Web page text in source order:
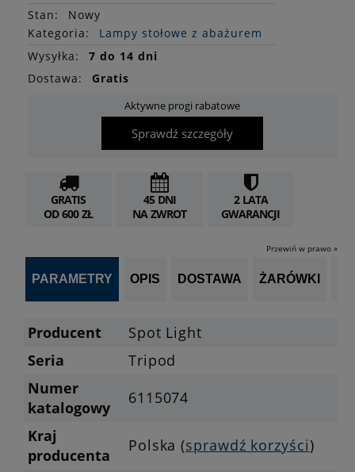
Stan:
Nowy
Kategoria:
Lampy stołowe z abażurem
Wysyłka:
7 do 14 dni
Dostawa:
Gratis
Aktywne progi rabatowe
Sprawdź szczegóły
GRATIS
OD 600 ZŁ
45 DNI
NA ZWROT
2 LATA
GWARANCJI
Przewiń w prawo »
PARAMETRY OPIS DOSTAWA ŻARÓWKI
Producent
Spot Light
Seria
Tripod
Numer
katalogowy
6115074
Kraj
producenta
Polska (sprawdź korzyści)